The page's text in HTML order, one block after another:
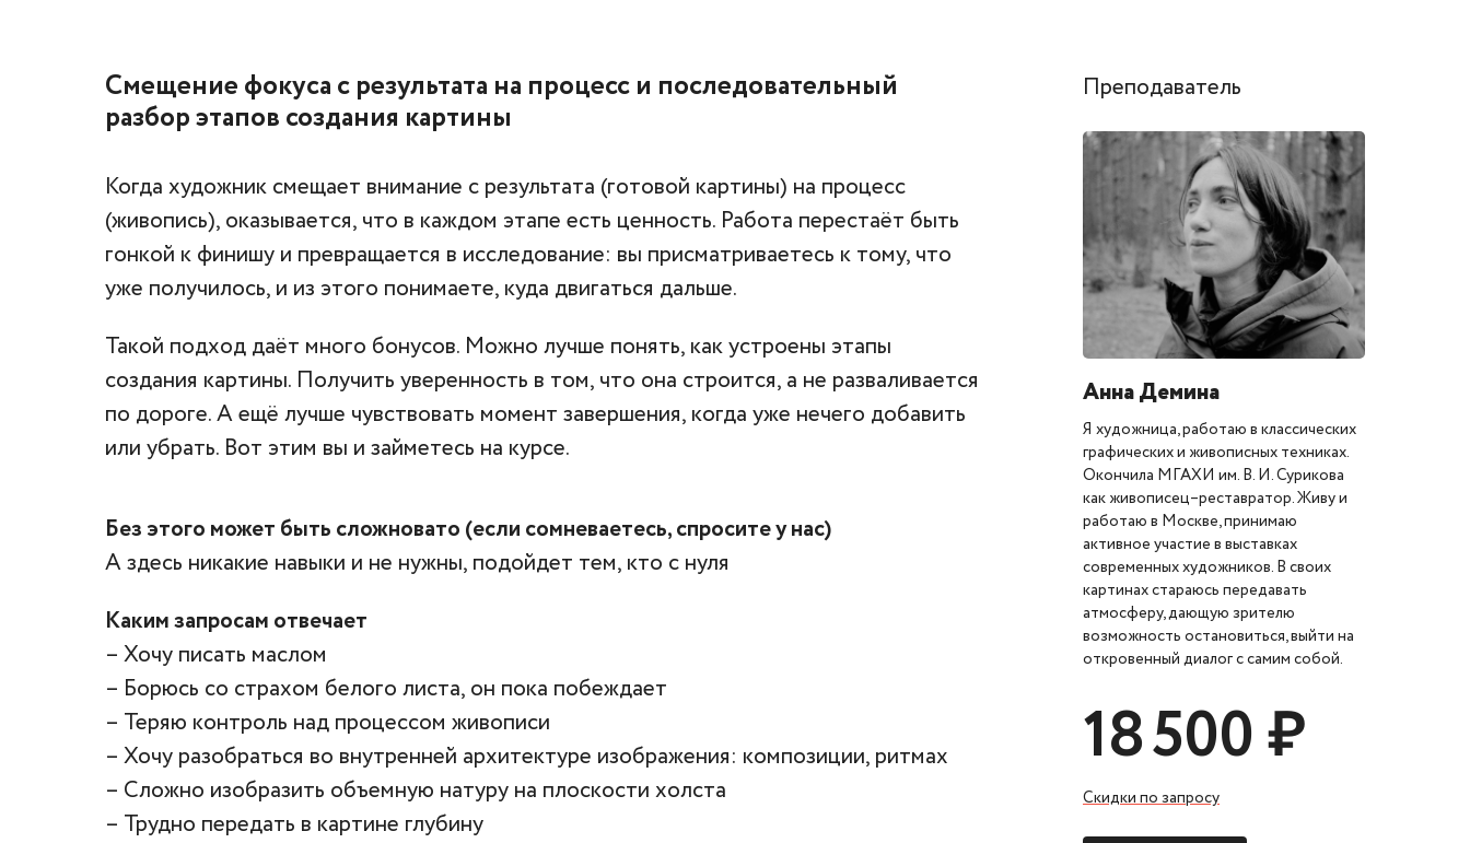
Смещение фокуса с результата на процесс и последовательный
разбор этапов создания картины
Когда художник смещает внимание с результата (готовой картины) на процесс
(живопись), оказывается, что в каждом этапе есть ценность. Работа перестаёт быть
гонкой к финишу и превращается в исследование: вы присматриваетесь к тому, что
уже получилось, и из этого понимаете, куда двигаться дальше.
Такой подход даёт много бонусов. Можно лучше понять, как устроены этапы
создания картины. Получить уверенность в том, что она строится, а не разваливается
по дороге. А ещё лучше чувствовать момент завершения, когда уже нечего добавить
или убрать. Вот этим вы и займетесь на курсе.
Без этого может быть сложновато (если сомневаетесь, спросите у нас)
А здесь никакие навыки и не нужны, подойдет тем, кто с нуля
Каким запросам отвечает
– Хочу писать маслом
– Борюсь со страхом белого листа, он пока побеждает
– Теряю контроль над процессом живописи
– Хочу разобраться во внутренней архитектуре изображения: композиции, ритмах
– Сложно изобразить объемную натуру на плоскости холста
– Трудно передать в картине глубину
Преподаватель
Анна Демина
Я художница, работаю в классических
графических и живописных техниках.
Окончила МГАХИ им. В. И. Сурикова
как живописец–реставратор. Живу и
работаю в Москве, принимаю
активное участие в выставках
современных художников. В своих
картинах стараюсь передавать
атмосферу, дающую зрителю
возможность остановиться, выйти на
откровенный диалог с самим собой.
18 500 ₽
Скидки по запросу